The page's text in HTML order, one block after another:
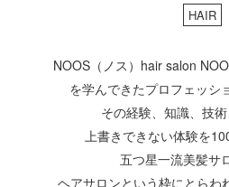
HAIR
NOOS（ノス）hair salon
を学んできたプロフェッシ
その経験、知識、技術
上書きできない体験を
五つ星一流美髪サ
ヘアサロンという枠にとらわ